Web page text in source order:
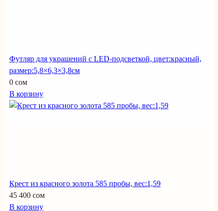
Футляр для украшений с LED-подсветкой, цвет:красный,
размер:5,8×6,3×3,8см
0 сом
В корзину
Крест из красного золота 585 пробы, вес:1,59
45 400 сом
В корзину